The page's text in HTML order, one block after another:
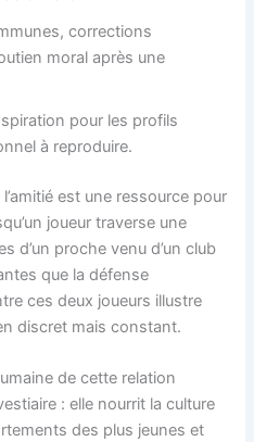
corrections
moral après une
pour les profils
à reproduire.
est une ressource pour
joueur traverse une
d’un proche venu d’un club
que la défense
ces deux joueurs illustre
discret mais constant.
de cette relation
: elle nourrit la culture
des plus jeunes et